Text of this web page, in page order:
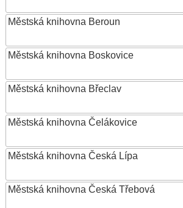
Městská knihovna Beroun
Městská knihovna Boskovice
Městská knihovna Břeclav
Městská knihovna Čelákovice
Městská knihovna Česká Lípa
Městská knihovna Česká Třebová